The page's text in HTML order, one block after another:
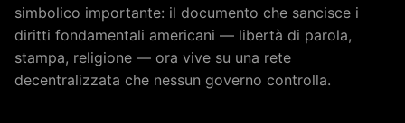
simbolico importante: il documento che sancisce i
diritti fondamentali americani — libertà di parola,
stampa, religione — ora vive su una rete
decentralizzata che nessun governo controlla.